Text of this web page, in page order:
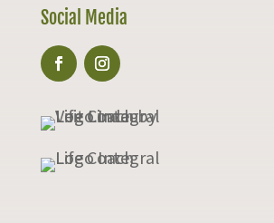
Social Media